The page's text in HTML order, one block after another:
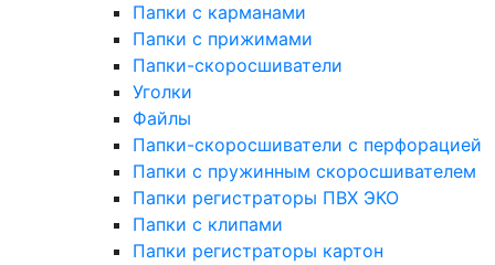
Папки с карманами
Папки с прижимами
Папки-скоросшиватели
Уголки
Файлы
Папки-скоросшиватели с перфорацией
Папки с пружинным скоросшивателем
Папки регистраторы ПВХ ЭКО
Папки с клипами
Папки регистраторы картон